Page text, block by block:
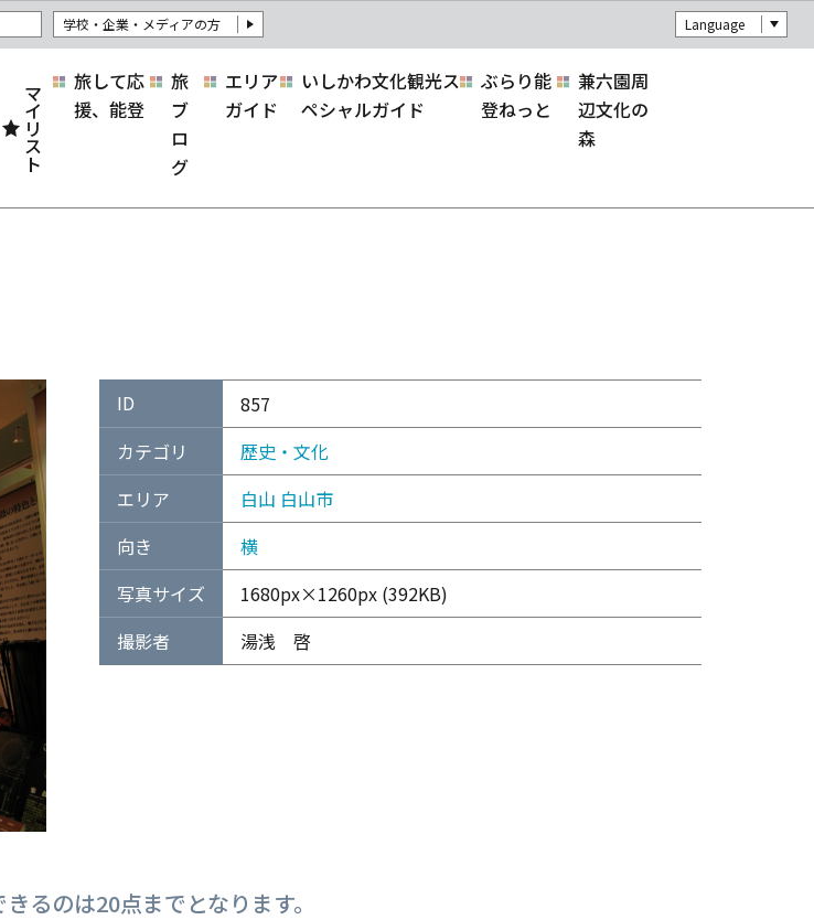
学校・企業・メディアの方 Language
マ
イ
リ
ス
ト
旅して応
援、能登
旅
ブ
ロ
グ
エリア
ガイド
いしかわ文化観光ス
ペシャルガイド
ぶらり能
登ねっと
兼六園周
辺文化の
森
ID
857
カテゴリ
歴史・文化
エリア
白山 白山市
向き
横
写真サイズ
1680px×1260px (392KB)
撮影者
湯浅 啓
るのは20点までとなります。